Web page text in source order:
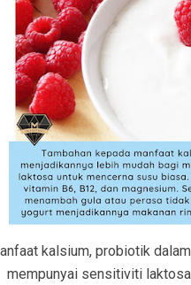
kalsium, probiotik
mempunyai sensitiviti